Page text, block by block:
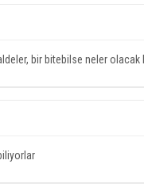
bir bitebilse neler